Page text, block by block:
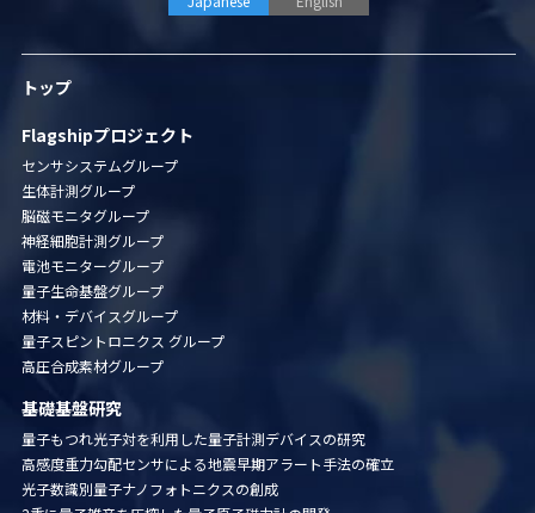
トップ
Flagshipプロジェクト
センサシステムグループ
生体計測グループ
脳磁モニタグループ
神経細胞計測グループ
電池モニターグループ
量子生命基盤グループ
材料・デバイスグループ
量子スピントロニクス グループ
高圧合成素材グループ
基礎基盤研究
量子もつれ光子対を利用した量子計測デバイスの研究
高感度重力勾配センサによる地震早期アラート手法の確立
光子数識別量子ナノフォトニクスの創成